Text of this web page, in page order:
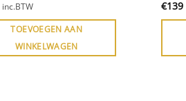
inc.BTW
TOEVOEGEN AAN
WINKELWAGEN
€139